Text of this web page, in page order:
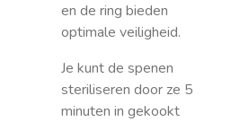
en de ring bieden
optimale veiligheid.
Je kunt de spenen
steriliseren door ze 5
minuten in gekookt